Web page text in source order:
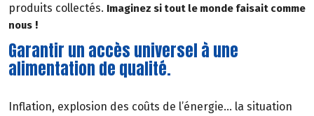
produits collectés. Imaginez si tout le monde faisait comme
nous !
Garantir un accès universel à une
alimentation de qualité.
Inflation, explosion des coûts de l’énergie… la situation